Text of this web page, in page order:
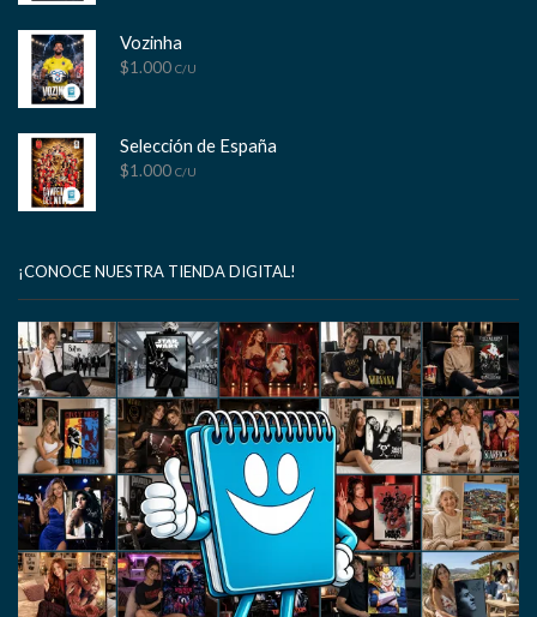
Vozinha
$1.000 C/U
Selección de España
$1.000 C/U
¡CONOCE NUESTRA TIENDA DIGITAL!